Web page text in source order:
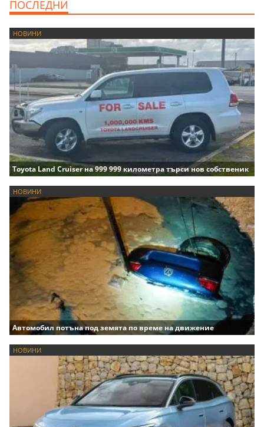
ПОСЛЕДНИ
НОВИНИ
Toyota Land Cruiser на 999 999 километра търси нов собственик
НОВИНИ
Автомобил потъна под земята по време на движение
НОВИНИ